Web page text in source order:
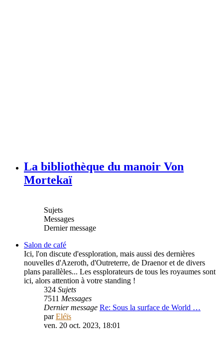
La bibliothèque du manoir Von
Mortekaï
Sujets
Messages
Dernier message
Salon de café
Ici, l'on discute d'essploration, mais aussi des dernières
nouvelles d'Azeroth, d'Outreterre, de Draenor et de divers
plans parallèles... Les essplorateurs de tous les royaumes sont
ici, alors attention à votre standing !
324 Sujets
7511 Messages
Dernier message Re: Sous la surface de World …
parEléïs
ven. 20 oct. 2023, 18:01